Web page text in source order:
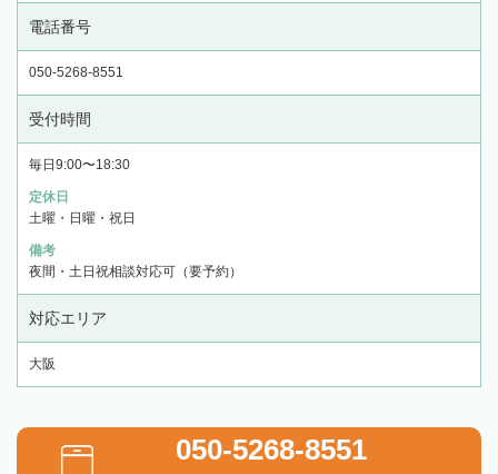
電話番号
050-5268-8551
受付時間
毎日9:00〜18:30
定休日
土曜・日曜・祝日
備考
夜間・土日祝相談対応可（要予約）
対応エリア
大阪
050-5268-8551